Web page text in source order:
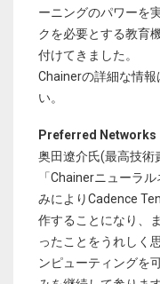
ーニングのパワーを
クを必要とする教育
付けてきました。
Chainerの詳細な情報
い。
Preferred Networks
奥田遼介氏(最高技術
「Chainerニューラ
みによりCadence
作することになり、
ったことをうれしく
ンピューティングを